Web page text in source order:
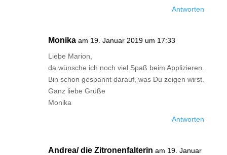
Antworten
Monika am 19. Januar 2019 um 17:33
Liebe Marion,
da wünsche ich noch viel Spaß beim Applizieren.
Bin schon gespannt darauf, was Du zeigen wirst.
Ganz liebe Grüße
Monika
Antworten
Andrea/ die Zitronenfalterin am 19. Januar